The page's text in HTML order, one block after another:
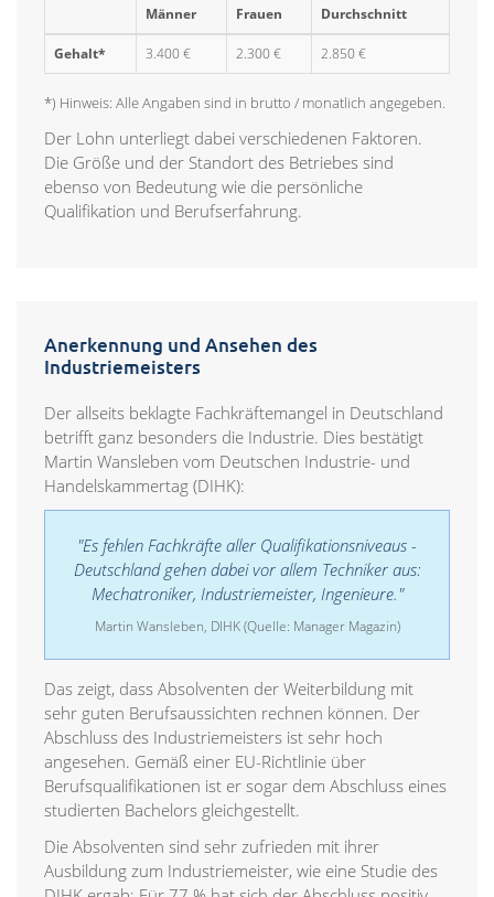
Männer Frauen Durchschnitt
Gehalt* 3.400 € 2.300 € 2.850 €
*) Hinweis: Alle Angaben sind in brutto / monatlich angegeben.
Der Lohn unterliegt dabei verschiedenen Faktoren.
Die Größe und der Standort des Betriebes sind
ebenso von Bedeutung wie die persönliche
Qualifikation und Berufserfahrung.
Anerkennung und Ansehen des
Industriemeisters
Der allseits beklagte Fachkräftemangel in Deutschland
betrifft ganz besonders die Industrie. Dies bestätigt
Martin Wansleben vom Deutschen Industrie- und
Handelskammertag (DIHK):
"Es fehlen Fachkräfte aller Qualifikationsniveaus -
Deutschland gehen dabei vor allem Techniker aus:
Mechatroniker, Industriemeister, Ingenieure."
Martin Wansleben, DIHK (Quelle: Manager Magazin)
Das zeigt, dass Absolventen der Weiterbildung mit
sehr guten Berufsaussichten rechnen können. Der
Abschluss des Industriemeisters ist sehr hoch
angesehen. Gemäß einer EU-Richtlinie über
Berufsqualifikationen ist er sogar dem Abschluss eines
studierten Bachelors gleichgestellt.
Die Absolventen sind sehr zufrieden mit ihrer
Ausbildung zum Industriemeister, wie eine Studie des